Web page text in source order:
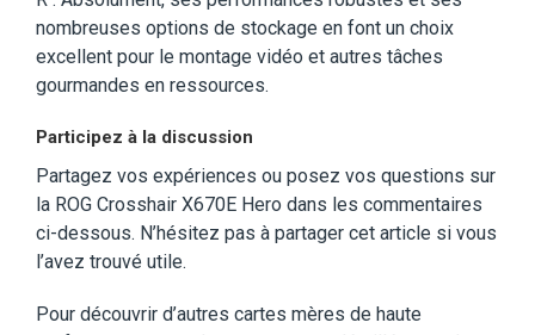
nombreuses options de stockage en font un choix
excellent pour le montage vidéo et autres tâches
gourmandes en ressources.
Participez à la discussion
Partagez vos expériences ou posez vos questions sur
la ROG Crosshair X670E Hero dans les commentaires
ci-dessous. N’hésitez pas à partager cet article si vous
l’avez trouvé utile.
Pour découvrir d’autres cartes mères de haute